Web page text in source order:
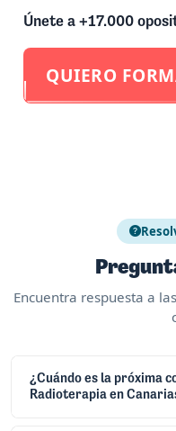
Únete a +17.000
QUIERO
Encuentra respuesta a
¿Cuándo es la próxima
Radioterapia en